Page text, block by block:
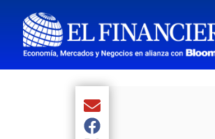
Compartir el artículo actual
Compartir el artículo actual